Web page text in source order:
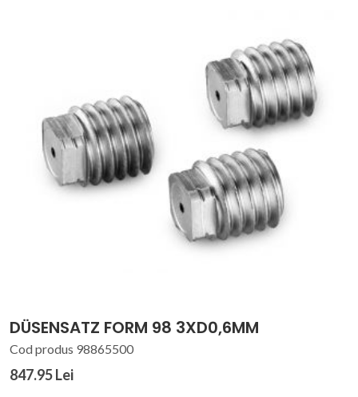
DÜSENSATZ FORM 98 3XD0,6MM
Cod produs 98865500
847.95 Lei